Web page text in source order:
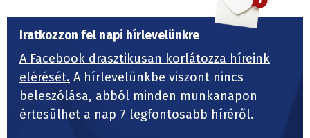
Iratkozzon fel napi hírlevelünkre
A Facebook drasztikusan korlátozza híreink
elérését. A hírlevelünkbe viszont nincs
beleszólása, abból minden munkanapon
értesülhet a nap 7 legfontosabb híréről.